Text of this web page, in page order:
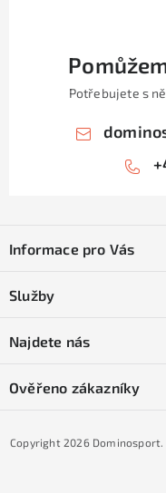
Potřebujete s
pInformace pro Vás
Obchodní podmínky
Podmínky GDPR
Podmínky nákupu na
Služby
Naše prodejna
Najdete nás
Ověřeno zákazníky
Copyright 2026 Dominosport